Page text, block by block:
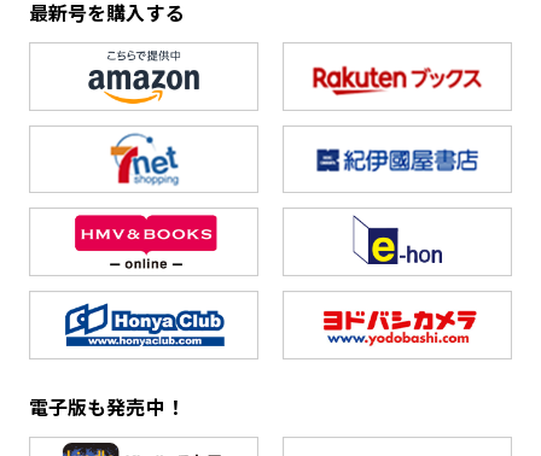
最新号を購入する
電子版も発売中！